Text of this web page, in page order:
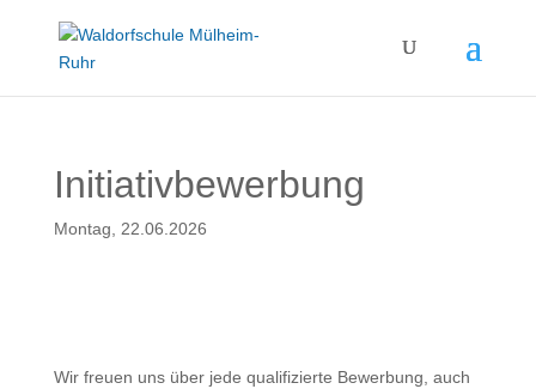
Initiativbewerbung
Montag, 22.06.2026
Wir freuen uns über jede qualifizierte Bewerbung, auch